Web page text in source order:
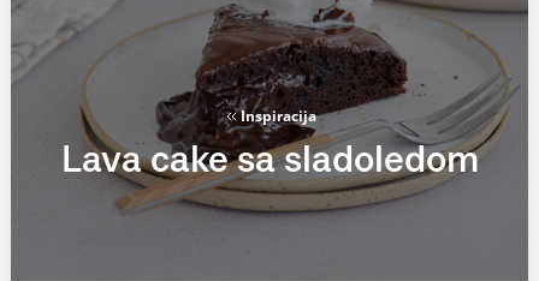
Inspiracija
Lava cake sa sladoledom